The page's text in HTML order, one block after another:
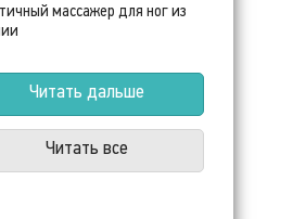
массажер для ног из
Читать дальше
Читать все